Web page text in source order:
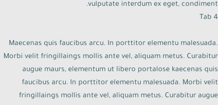
vulputate interdum ex eget, condiment.
Tab 4
Maecenas quis faucibus arcu. In porttitor elementu malesuada.
Morbi velit fringillaings mollis ante vel, aliquam metus. Curabitur
augue maurs, elementum ut libero portalose kaecenas quis
faucibus arcu. In porttitor elementu malesuada. Morbi velit
fringillaings mollis ante vel, aliquam metus. Curabitur augue